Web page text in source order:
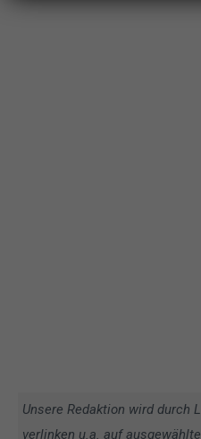
Unsere Redaktion wird durch
verlinken u.a. auf